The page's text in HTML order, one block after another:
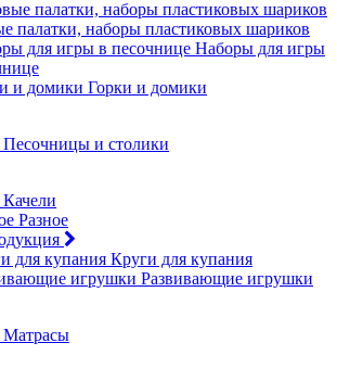
палатки, наборы пластиковых шариков
Наборы для игры
Горки и домики
Песочницы и столики
Качели
Разное
Круги для купания
Развивающие игрушки
Матрасы